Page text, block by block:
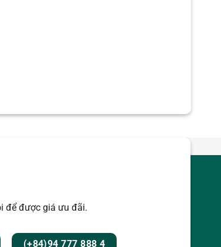
để được giá ưu đãi.
(+84)94 777 888 4